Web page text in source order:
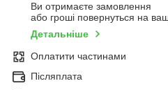
Ви отримаєте замовлення
або гроші повернуться на
Детальніше
Оплатити частинами
Післяплата